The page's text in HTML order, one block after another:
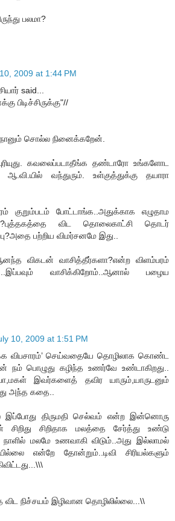
பலமா?
2009 at 1:44 PM
said...
பிடிச்சிருக்கு"//
சொல்ல நினைக்கறேன்.
கவலைப்படாதீங்க தண்டாரோ உங்களோட
வந்துரும். உள்குத்துக்கு தயாரா
குறும்படம் போட்டாங்க..அதுக்காக எழுதாம
விட தொலைகாட்சி தொடர்
பற்றிய விமர்சனமே இது..
விகடன் வாசித்தீர்களா?என்ற விளம்பரம்
வாசிக்கிறோம்..ஆனால் பழைய
10, 2009 at 1:51 PM
விபசாரம்’ செய்வதையே தொழிலாக கொண்ட
நம் பொழுது கழிந்த உணர்வே உண்டாகிறது..
இவர்களைத் தவிர யாரும்,யாருடனும்
அந்த கதை..
இப்போது திருமதி செல்வம் என்ற இன்னொரு
சிறிது சிறிதாக மலத்தை சேர்த்து உண்டு
மலமே உணவாகி விடும்..அது இல்லாமல்
என்றே தோன்றும்..டிவி சிரியல்களும்
விட நிச்சயம் இழிவான தொழிலில்லை...\\